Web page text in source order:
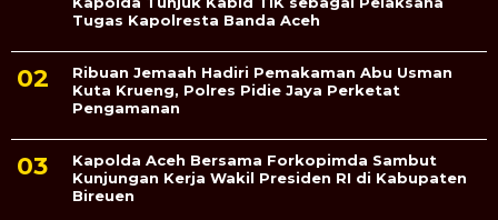
Tugas Kapolresta Banda Aceh
Ribuan Jemaah Hadiri Pemakaman Abu Usman
Kuta Krueng, Polres Pidie Jaya Perketat
Pengamanan
Kapolda Aceh Bersama Forkopimda Sambut
Kunjungan Kerja Wakil Presiden RI di Kabupaten
Bireuen